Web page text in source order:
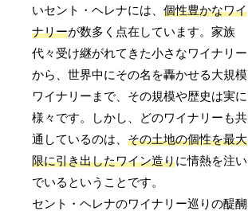
いセント・ヘレナには、個性豊かなワイ
ナリーが数多く点在しています。家族
代々受け継がれてきた小さなワイナリー
から、世界中にその名を轟かせる大規模
ワイナリーまで、その規模や歴史は実に
様々です。しかし、どのワイナリーも共
通しているのは、その土地の個性を最大
限に引き出したワイン造りに情熱を注い
でいるということです。
セント・ヘレナのワイナリー巡りの醍醐